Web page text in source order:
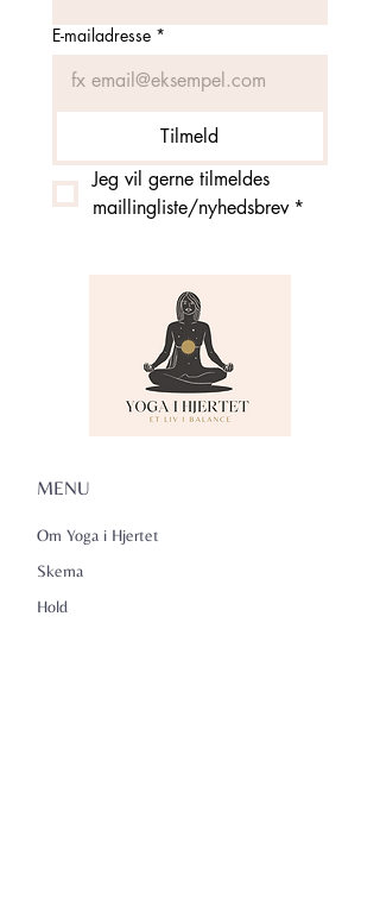
E-mailadresse *
Tilmeld
Jeg vil gerne tilmeldes
maillingliste/nyhedsbrev *
MENU
Om Yoga i Hjertet
Skema
Hold